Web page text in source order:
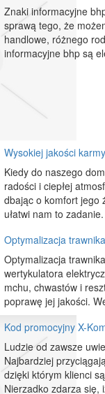
Znaki informacyjne
sprawą tego, że
handlowe, różnego
informacyjne bhp są
Wysokiej jakości
Kiedy do naszego
radości i ciepłej
dbając o komfort jego
ułatwi nam to
Optymalizacja
Optymalizacja
wertykulatora
mchu, chwastów i
poprawę jej jakości.
Kod promocyjny X-
Ludzie od zawsze
Najbardziej
dzięki którym klienci
Nierzadko zdarza się,